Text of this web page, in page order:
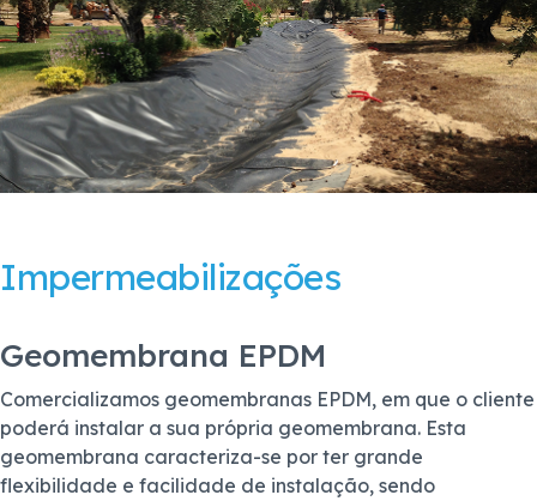
Impermeabilizações
Geomembrana EPDM
Comercializamos geomembranas EPDM, em que o cliente
poderá instalar a sua própria geomembrana. Esta
geomembrana caracteriza-se por ter grande
flexibilidade e facilidade de instalação, sendo